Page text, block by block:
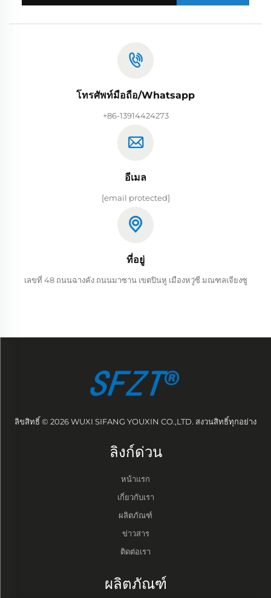
โทรศัพท์มือถือ/Whatsapp
+86-13914424273
อีเมล
[email protected]
ที่อยู่
เลขที่ 48 ถนนฉางคัง ถนนมาซาน เขตปินหู เมืองหวู่ซี มณฑลเจียงซู
ลิขสิทธิ์ © 2026 WUXI SIFANG YOUXIN CO.,LTD. สงวนสิทธิ์ทุกอย่าง
ลิงก์ด่วน
หน้าแรก
เกี่ยวกับเรา
ผลิตภัณฑ์
ข่าวสาร
ติดต่อเรา
ผลิตภัณฑ์